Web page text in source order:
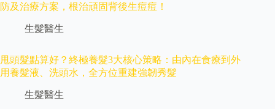
防及治療方案，根治頑固背後生痘痘！
生髮醫生
甩頭髮點算好？終極養髮3大核心策略：由內在食療到外
用養髮液、洗頭水，全方位重建強韌秀髮
生髮醫生